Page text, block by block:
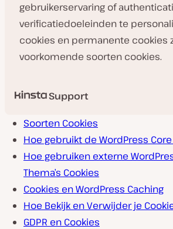
gebruikerservaring of
verificatiedoeleinden te
cookies en permanente cookies
voorkomende soorten cookies.
Support
Soorten Cookies
Hoe gebruikt de WordPress
Hoe gebruiken externe
Thema’s Cookies
Cookies en WordPress Caching
Hoe Bekijk en Verwijder je
GDPR en Cookies